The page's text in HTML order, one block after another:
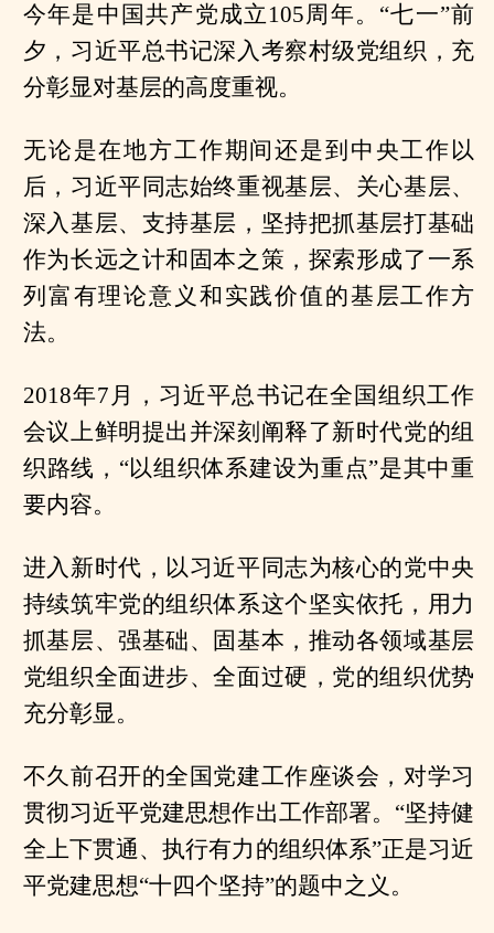
今年是中国共产党成立105周年。“七一”前
夕，习近平总书记深入考察村级党组织，充
分彰显对基层的高度重视。
无论是在地方工作期间还是到中央工作以
后，习近平同志始终重视基层、关心基层、
深入基层、支持基层，坚持把抓基层打基础
作为长远之计和固本之策，探索形成了一系
列富有理论意义和实践价值的基层工作方
法。
2018年7月，习近平总书记在全国组织工作
会议上鲜明提出并深刻阐释了新时代党的组
织路线，“以组织体系建设为重点”是其中重
要内容。
进入新时代，以习近平同志为核心的党中央
持续筑牢党的组织体系这个坚实依托，用力
抓基层、强基础、固基本，推动各领域基层
党组织全面进步、全面过硬，党的组织优势
充分彰显。
不久前召开的全国党建工作座谈会，对学习
贯彻习近平党建思想作出工作部署。“坚持健
全上下贯通、执行有力的组织体系”正是习近
平党建思想“十四个坚持”的题中之义。